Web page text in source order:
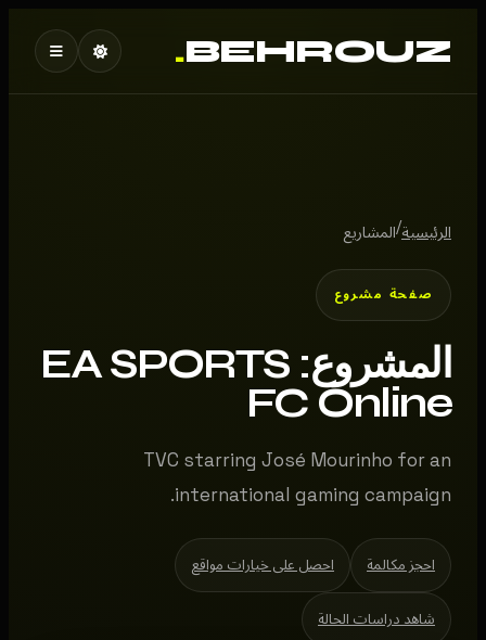
BEHROUZ
.
الرئيسية/المشاريع
صفحة مشروع
المشروع: EA SPORTS
FC Online
TVC starring José Mourinho for an
international gaming campaign.
احجز مكالمة احصل على خيارات مواقع
شاهد دراسات الحالة